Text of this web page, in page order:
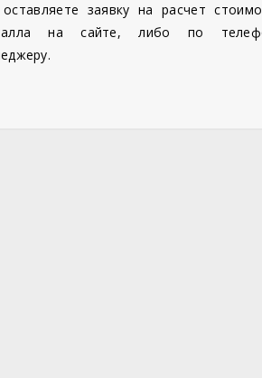
заявку на расчет
на сайте, либо по